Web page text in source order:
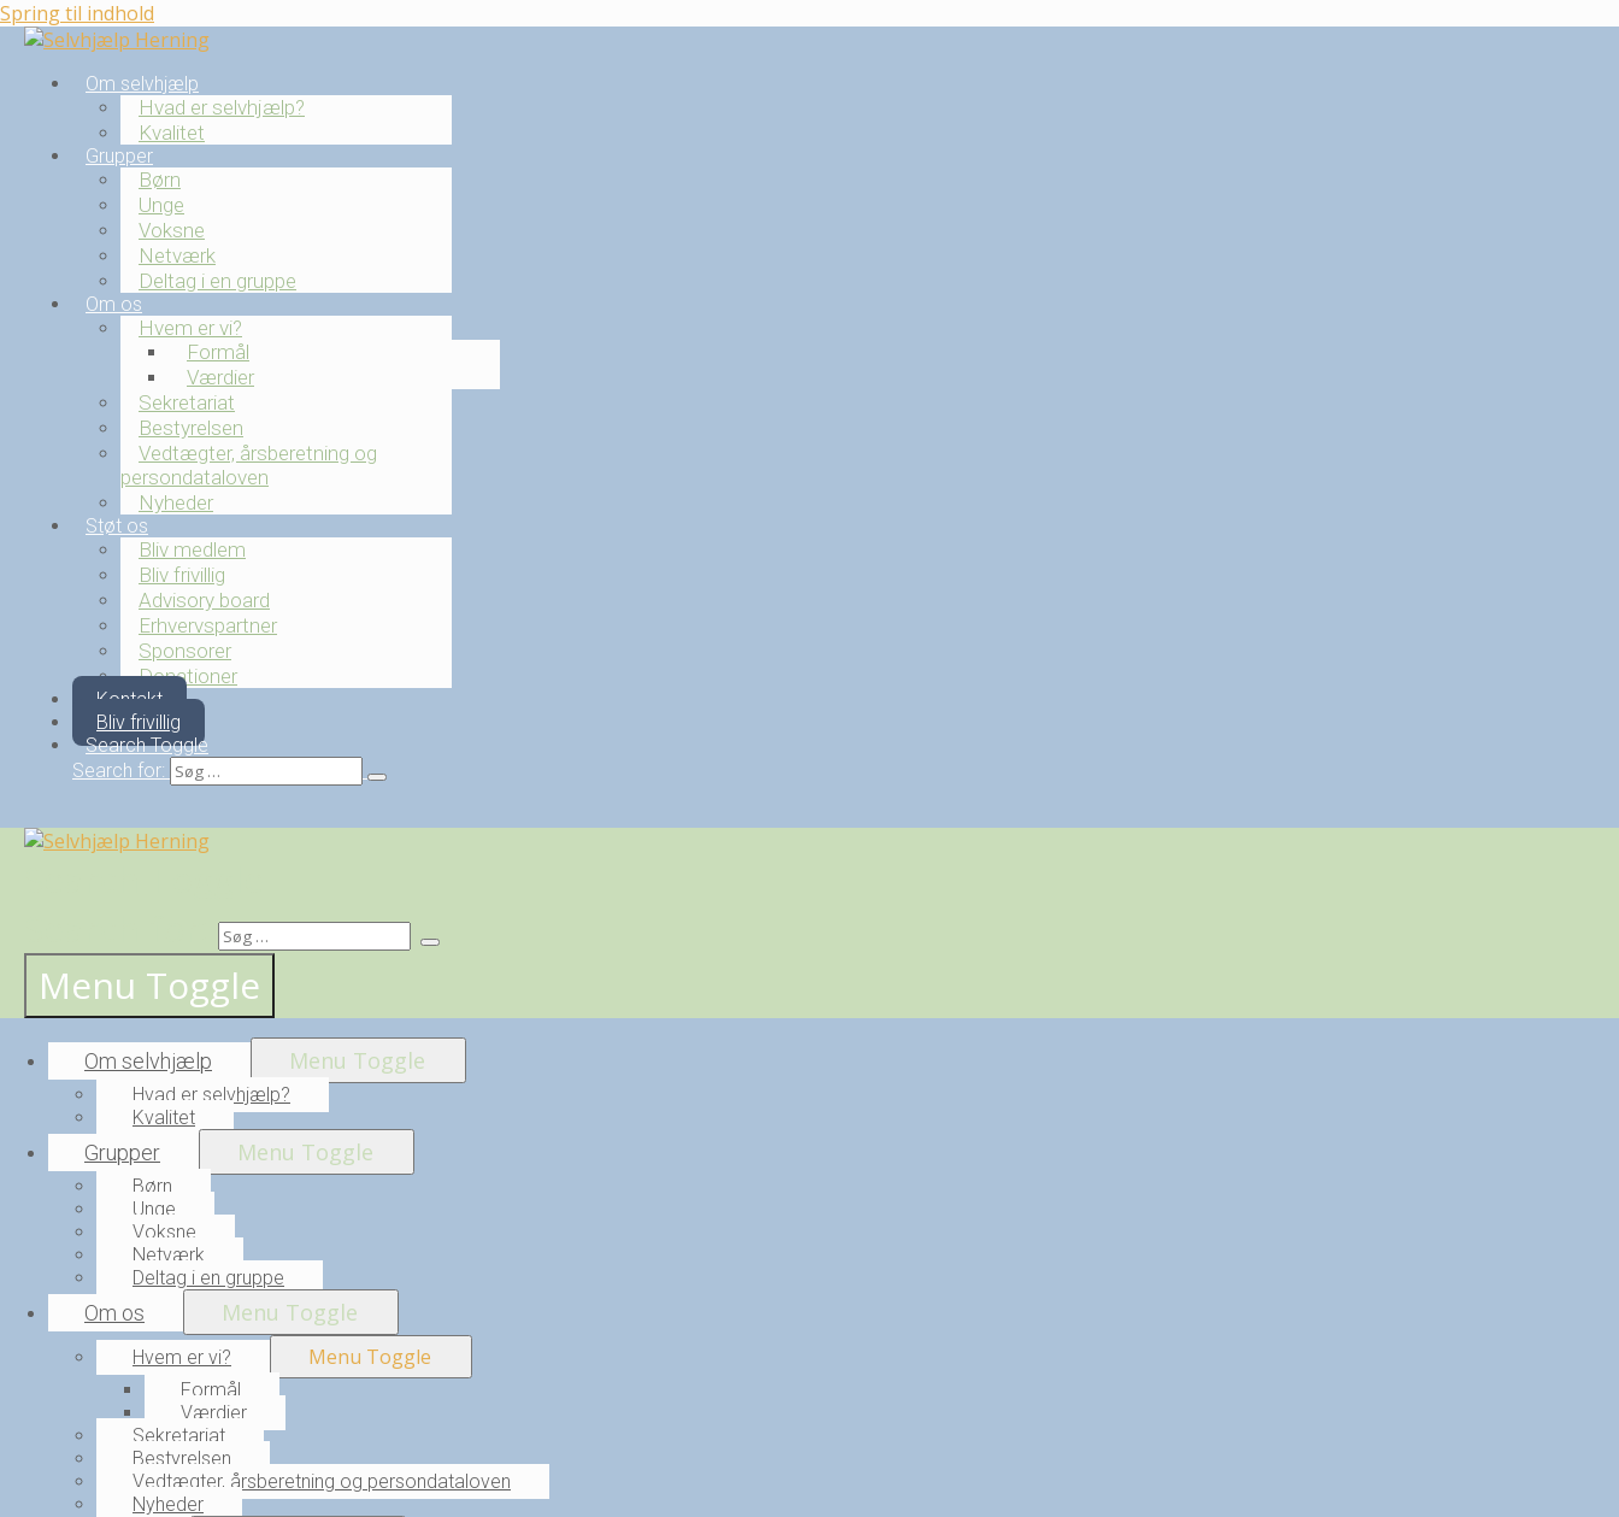
Spring til indhold
Om selvhjælp
Hvad er selvhjælp?
Kvalitet
Grupper
Børn
Unge
Voksne
Netværk
Deltag i en gruppe
Om os
Hvem er vi?
Formål
Værdier
Sekretariat
Bestyrelsen
Vedtægter, årsberetning og
persondataloven
Nyheder
Støt os
Bliv medlem
Bliv frivillig
Advisory board
Erhvervspartner
Sponsorer
Donationer
Kontakt
Bliv frivillig
Search Toggle
Search for:
Menu Toggle
Om selvhjælp Menu Toggle
Hvad er selvhjælp?
Kvalitet
Grupper Menu Toggle
Børn
Unge
Voksne
Netværk
Deltag i en gruppe
Om os Menu Toggle
Hvem er vi? Menu Toggle
Formål
Værdier
Sekretariat
Bestyrelsen
Vedtægter, årsberetning og persondataloven
Nyheder